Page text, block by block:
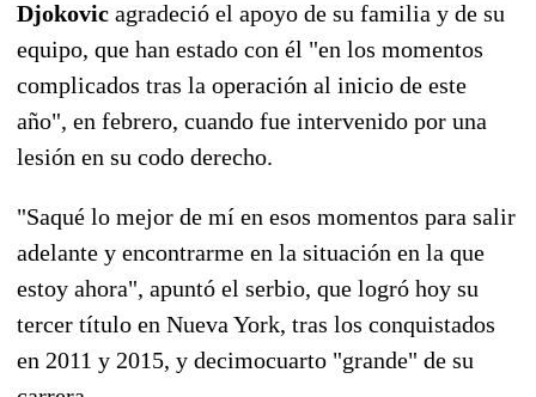
Djokovic agradeció el apoyo de su familia y de su
equipo, que han estado con él "en los momentos
complicados tras la operación al inicio de este
año", en febrero, cuando fue intervenido por una
lesión en su codo derecho.
"Saqué lo mejor de mí en esos momentos para salir
adelante y encontrarme en la situación en la que
estoy ahora", apuntó el serbio, que logró hoy su
tercer título en Nueva York, tras los conquistados
en 2011 y 2015, y decimocuarto "grande" de su